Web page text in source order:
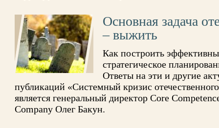
Основная задача
– выжить
Как построить
стратегическое
Ответы на эти и другие
публикаций «Системный кризис
является генеральный директор Core
Company Олег Бакун.